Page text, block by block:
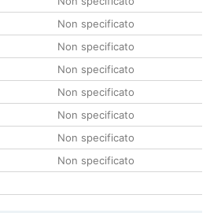
Non specificato
Non specificato
Non specificato
Non specificato
Non specificato
Non specificato
Non specificato